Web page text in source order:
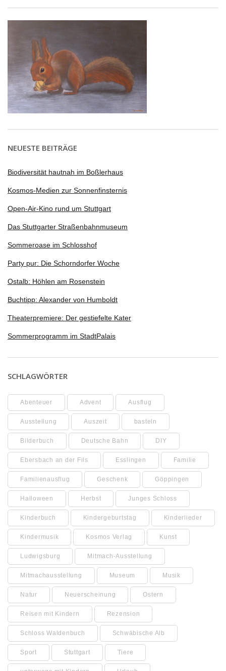
NEUESTE BEITRÄGE
Biodiversität hautnah im Boßlerhaus
Kosmos-Medien zur Sonnenfinsternis
Open-Air-Kino rund um Stuttgart
Das Stuttgarter Straßenbahnmuseum
Sommeroase im Schlosshof
Party pur: Die Schorndorfer Woche
Ostalb: Höhlen am Rosenstein
Buchtipp: Alexander von Humboldt
Theaterpremiere: Der gestiefelte Kater
Sommerprogramm im StadtPalais
SCHLAGWÖRTER
Abenteuer Advent Ausflug
Ausstellung Auszeit basteln
Bilderbuch Deutsche Bahn DIY
Ebersbach an der Fils Esslingen Familie
Familienausflug Geschenk Göppingen
Halloween Herbst Junges Schloss
Kinderbuch Kindergeburtstag Kinderlieder
Kindermusik Kosmos Verlag Kunst
Ludwigsburg Mitmach-Ausstellung
Mitmachausstellung Museum Musik
Natur Neuerscheinung Ostern
Reisen mit Kindern Rezension
Schloss Waldenbuch Schwäbische Alb
Sport Stuttgart Tiere